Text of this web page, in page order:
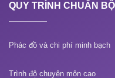
QUY TRÌNH CHUẨN
Phác đồ và chi phí minh bạch
Trình độ chuyên môn cao